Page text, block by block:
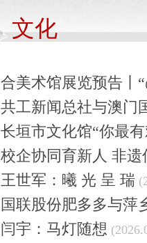
文化
合美术馆展览预告丨
作品展”展出时间至
共工新闻总社与澳门
(2026.08.03 22:58)
长垣市文化馆“你最
演出圆满举行
校企协同育新人 非
化师范学院国家级大
王世军：曦 光 呈 瑞
国联股份肥多多与萍
作协议 (2026.06.25 22:35)
闫宇：马灯随想